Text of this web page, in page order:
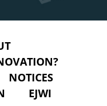
NOTICES
EJWI